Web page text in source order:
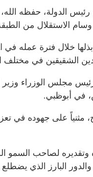
الدولة، حفظه
وسام الاستقلال من
خلال فترة عمله في
الشقيقين في مختلف
مجلس الوزراء وزير
في أبوظبي.
مثنياً على جهوده في
لصاحب السمو
البارز الذي